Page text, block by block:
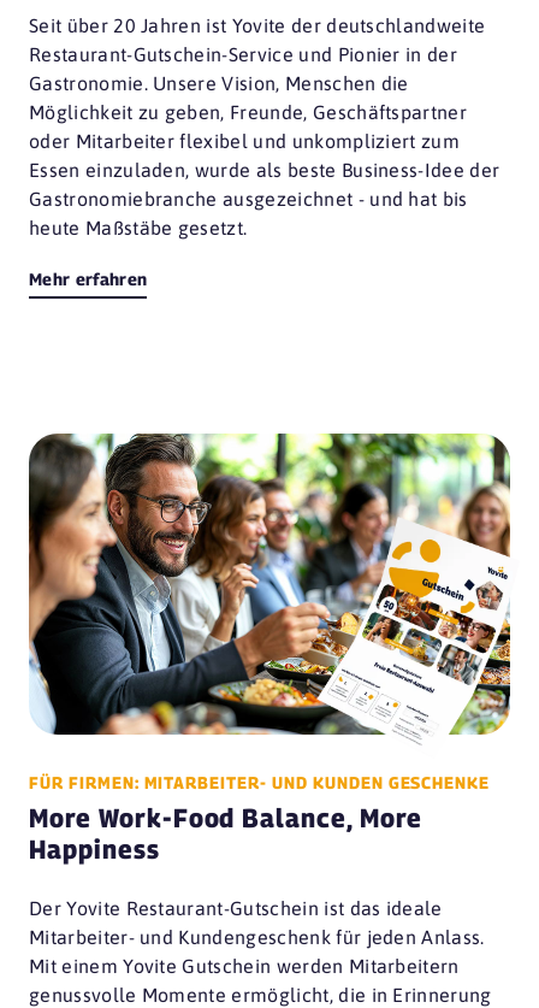
Seit über 20 Jahren ist Yovite der deutschlandweite
Restaurant-Gutschein-Service und Pionier in der
Gastronomie. Unsere Vision, Menschen die
Möglichkeit zu geben, Freunde, Geschäftspartner
oder Mitarbeiter flexibel und unkompliziert zum
Essen einzuladen, wurde als beste Business-Idee der
Gastronomiebranche ausgezeichnet - und hat bis
heute Maßstäbe gesetzt.
Mehr erfahren
FÜR FIRMEN: MITARBEITER- UND KUNDEN GESCHENKE
More Work-Food Balance, More
Happiness
Der Yovite Restaurant-Gutschein ist das ideale
Mitarbeiter- und Kundengeschenk für jeden Anlass.
Mit einem Yovite Gutschein werden Mitarbeitern
genussvolle Momente ermöglicht, die in Erinnerung